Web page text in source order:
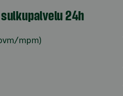
24h
mpm)